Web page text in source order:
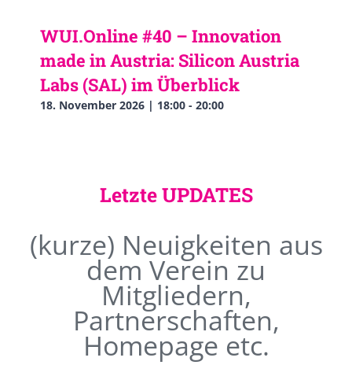
WUI.Online #40 – Innovation
made in Austria: Silicon Austria
Labs (SAL) im Überblick
18. November 2026 | 18:00 - 20:00
Letzte UPDATES
(kurze) Neuigkeiten aus
dem Verein zu
Mitgliedern,
Partnerschaften,
Homepage etc.